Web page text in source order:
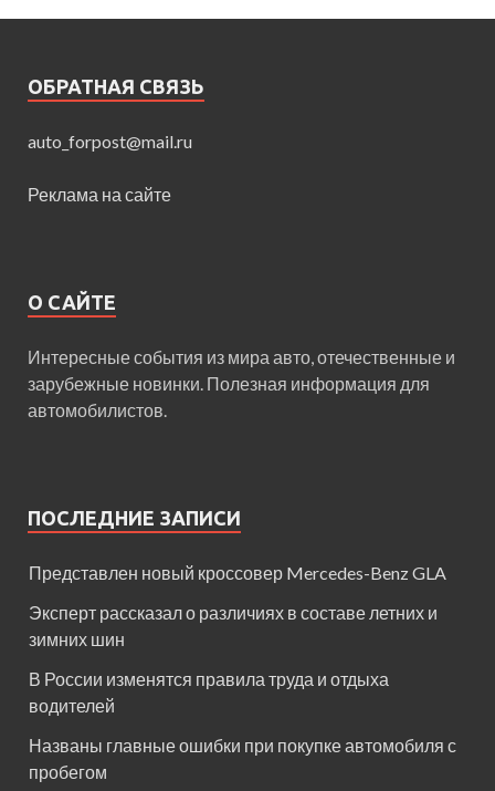
ОБРАТНАЯ СВЯЗЬ
auto_forpost@mail.ru
Реклама на сайте
О САЙТЕ
Интересные события из мира авто, отечественные и
зарубежные новинки. Полезная информация для
автомобилистов.
ПОСЛЕДНИЕ ЗАПИСИ
Представлен новый кроссовер Mercedes-Benz GLA
Эксперт рассказал о различиях в составе летних и
зимних шин
В России изменятся правила труда и отдыха
водителей
Названы главные ошибки при покупке автомобиля с
пробегом